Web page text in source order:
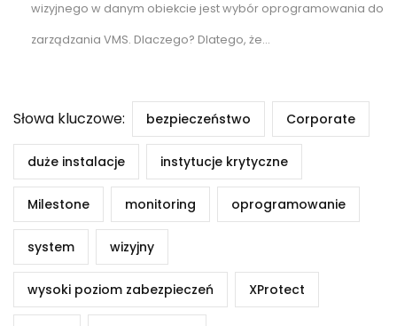
wizyjnego w danym obiekcie jest wybór oprogramowania do
zarządzania VMS. Dlaczego? Dlatego, że...
Słowa kluczowe: bezpieczeństwo Corporate
duże instalacje instytucje krytyczne
Milestone monitoring oprogramowanie
system wizyjny
wysoki poziom zabezpieczeń XProtect